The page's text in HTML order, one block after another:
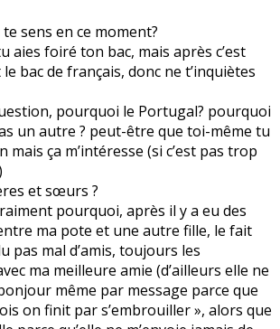
sens en ce moment?
aies foiré ton bac, mais après c’est
bac de français, donc ne t’inquiètes
pourquoi le Portugal? pourquoi
un autre ? peut-être que toi-même tu
mais ça m’intéresse (si c’est pas trop
et sœurs ?
pourquoi, après il y a eu des
ma pote et une autre fille, le fait
pas mal d’amis, toujours les
ma meilleure amie (d’ailleurs elle ne
même par message parce que
on finit par s’embrouiller », alors que